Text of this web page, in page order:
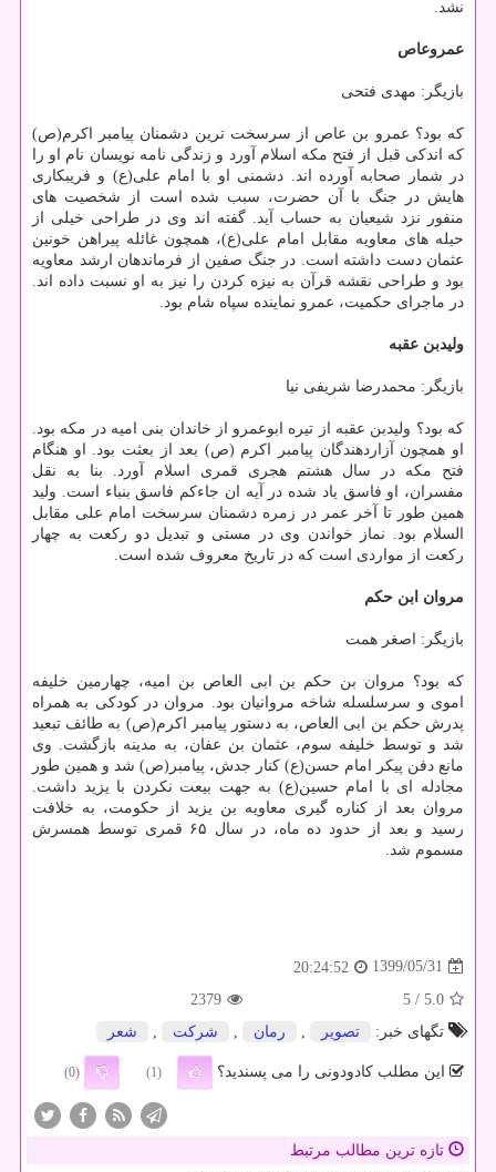
نشد.
عمروعاص
بازیگر: مهدی فتحی
که بود؟ عمرو بن عاص از سرسخت ترین دشمنان پیامبر اکرم(ص)
که اندکی قبل از فتح مکه اسلام آورد و زندگی نامه نویسان نام او را
در شمار صحابه آورده اند. دشمنی او با امام علی(ع) و فریبکاری
هایش در جنگ با آن حضرت، سبب شده است از شخصیت های
منفور نزد شیعیان به حساب آید. گفته اند وی در طراحی خیلی از
حیله های معاویه مقابل امام علی(ع)، همچون غائله پیراهن خونین
عثمان دست داشته است. در جنگ صفین از فرماندهان ارشد معاویه
بود و طراحی نقشه قرآن به نیزه کردن را نیز به او نسبت داده اند.
در ماجرای حکمیت، عمرو نماینده سپاه شام بود.
ولیدبن عقبه
بازیگر: محمدرضا شریفی نیا
که بود؟ ولیدبن عقبه از تیره ابوعمرو از خاندان بنی امیه در مکه بود.
او همچون آزاردهندگان پیامبر اکرم (ص) بعد از بعثت بود. او هنگام
فتح مکه در سال هشتم هجری قمری اسلام آورد. بنا به نقل
مفسران، او فاسق یاد شده در آیه ان جاءکم فاسق بنباء است. ولید
همین طور تا آخر عمر در زمره دشمنان سرسخت امام علی مقابل
السلام بود. نماز خواندن وی در مستی و تبدیل دو رکعت به چهار
رکعت از مواردی است که در تاریخ معروف شده است.
مروان ابن حکم
بازیگر: اصغر همت
که بود؟ مروان بن حکم بن ابی العاص بن امیه، چهارمین خلیفه
اموی و سرسلسله شاخه مروانیان بود. مروان در کودکی به همراه
پدرش حکم بن ابی العاص، به دستور پیامبر اکرم(ص) به طائف تبعید
شد و توسط خلیفه سوم، عثمان بن عفان، به مدینه بازگشت. وی
مانع دفن پیکر امام حسن(ع) کنار جدش، پیامبر(ص) شد و همین طور
مجادله ای با امام حسین(ع) به جهت بیعت نکردن با یزید داشت.
مروان بعد از کناره گیری معاویه بن یزید از حکومت، به خلافت
رسید و بعد از حدود ده ماه، در سال ۶۵ قمری توسط همسرش
مسموم شد.
1399/05/31
20:24:52
5.0
/ 5
2379
تگهای خبر:
تصویر رمان شركت شعر
این مطلب کادودونی را می پسندید؟ (1)
(0)
تازه ترین مطالب مرتبط